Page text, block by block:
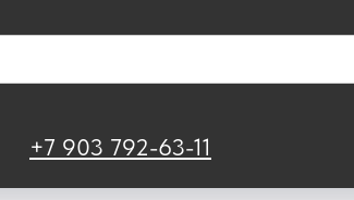
+7 903 792-63-11